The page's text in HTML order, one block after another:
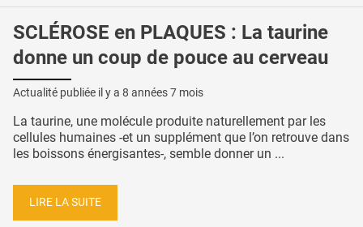
SCLÉROSE en PLAQUES : La taurine
donne un coup de pouce au cerveau
Actualité publiée il y a 8 années 7 mois
La taurine, une molécule produite naturellement par les
cellules humaines -et un supplément que l’on retrouve dans
les boissons énergisantes-, semble donner un ...
LIRE LA SUITE